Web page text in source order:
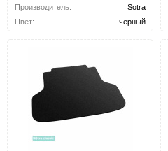
Производитель:
Sotra
Цвет:
черный